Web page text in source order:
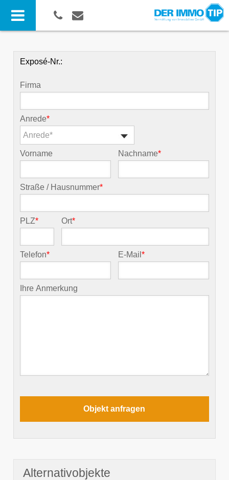
Exposé-Nr.:
Firma
Anrede*
Anrede*
Vorname Nachname*
Straße / Hausnummer*
PLZ* Ort*
Telefon* E-Mail*
Ihre Anmerkung
Alternativobjekte